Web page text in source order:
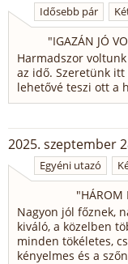
Idősebb pár
"IGAZÁN JÓ
Harmadszor
az idő. Szeretünk
lehetővé teszi ott a
2025. szeptember
Egyéni utazó
"HÁROM
Nagyon jól főznek,
kiváló, a közelben
minden tökéletes,
kényelmes és a